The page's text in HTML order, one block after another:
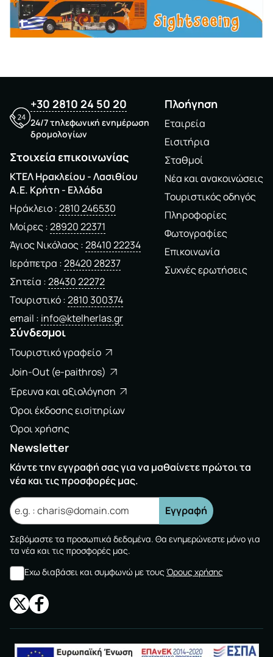
+30 2810 24 50 20
24/7 τηλεφωνική ενημέρωση
δρομολογίων
Στοιχεία επικοινωνίας
ΚΤΕΛ Ηρακλείου - Λασιθίου
A.E. Kρήτη - Ελλάδα
Ηράκλειο 2810 246530
Μοίρες 28920 22371
Άγιος Νικόλαος 28410 22234
Ιεράπετρα 28420 28237
Σητεία 28430 22272
Τουριστικό 2810 300374
email info@ktelherlas.gr
Πλοήγηση
Εταιρεία
Εισιτήρια
Σταθμοί
Νέα και ανακοινώσεις
Τουριστικός οδηγός
Πληροφορίες
Φωτογραφίες
Επικοινωνία
Συχνές ερωτήσεις
Σύνδεσμοι
Τουριστικό γραφείο
Join-Out (e-paithros)
Έρευνα και αξιολόγηση
Όροι έκδοσης εισiτηρίων
Όροι χρήσης
Newsletter
Κάντε την εγγραφή σας για να μαθαίνετε πρώτοι τα
νέα και τις προσφορές μας.
Εγγραφή
Σεβόμαστε τα προσωπικά δεδομένα. Θα ενημερώνεστε μόνο για
τα νέα και τις προσφορές μας.
Εχω διαβάσει και συμφωνώ με τους Όρους χρήσης